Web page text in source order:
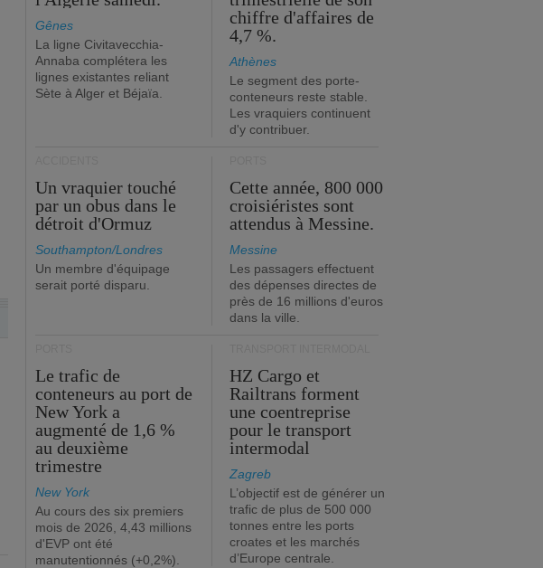
Gênes
La ligne Civitavecchia-
Annaba complétera les
lignes existantes reliant
Sète à Alger et Béjaïa.
chiffre d'affaires de
4,7 %.
Athènes
Le segment des porte-
conteneurs reste stable.
Les vraquiers continuent
d'y contribuer.
Un vraquier touché
par un obus dans le
détroit d'Ormuz
Southampton/Londres
Un membre d'équipage
serait porté disparu.
Cette année, 800 000
croisiéristes sont
attendus à Messine.
Messine
Les passagers effectuent
des dépenses directes de
près de 16 millions d'euros
dans la ville.
Le trafic de
conteneurs au port de
New York a
augmenté de 1,6 %
au deuxième
trimestre
New York
Au cours des six premiers
mois de 2026, 4,43 millions
d'EVP ont été
manutentionnés (+0,2%).
HZ Cargo et
Railtrans forment
une coentreprise
pour le transport
intermodal
Zagreb
L’objectif est de générer un
trafic de plus de 500 000
tonnes entre les ports
croates et les marchés
d’Europe centrale.